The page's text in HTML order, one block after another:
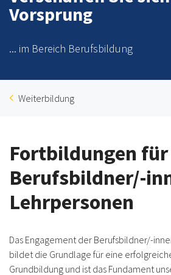
Vorsprung
... im Bereich Berufsbildung
Weiterbildung
Fortbildungen für
Berufsbildner/-
Lehrpersonen
Das Engagement der Berufsbildner/-
bildet die Grundlage für eine
Grundbildung und ist das Fundament